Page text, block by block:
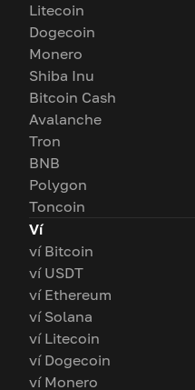
Litecoin
Dogecoin
Monero
Shiba Inu
Bitcoin Cash
Avalanche
Tron
BNB
Polygon
Toncoin
Ví
ví Bitcoin
ví USDT
ví Ethereum
ví Solana
ví Litecoin
ví Dogecoin
ví Monero